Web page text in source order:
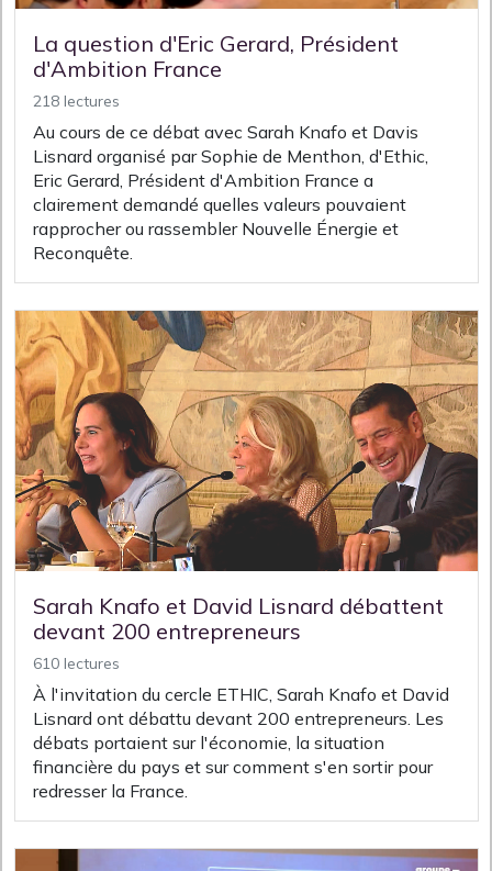
La question d'Eric Gerard, Président
d'Ambition France
218 lectures
Au cours de ce débat avec Sarah Knafo et Davis
Lisnard organisé par Sophie de Menthon, d'Ethic,
Eric Gerard, Président d'Ambition France a
clairement demandé quelles valeurs pouvaient
rapprocher ou rassembler Nouvelle Énergie et
Reconquête.
Sarah Knafo et David Lisnard débattent
devant 200 entrepreneurs
610 lectures
À l'invitation du cercle ETHIC, Sarah Knafo et David
Lisnard ont débattu devant 200 entrepreneurs. Les
débats portaient sur l'économie, la situation
financière du pays et sur comment s'en sortir pour
redresser la France.